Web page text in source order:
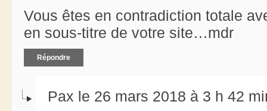
Vous êtes en contradiction totale
en sous-titre de votre site…mdr
Répondre
Pax le 26 mars 2018 à 3 h 42